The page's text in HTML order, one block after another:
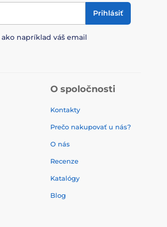
Prihlásiť
ako napríklad váš email
O spoločnosti
Kontakty
Prečo nakupovať u nás?
O nás
Recenze
Katalógy
Blog